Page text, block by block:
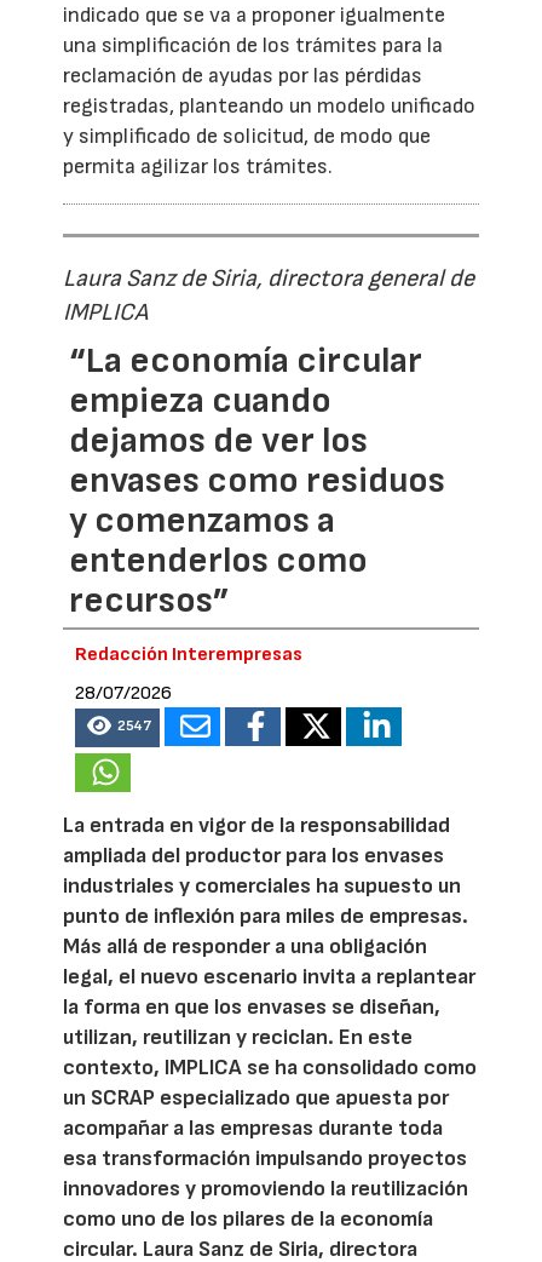
indicado que se va a proponer igualmente
una simplificación de los trámites para la
reclamación de ayudas por las pérdidas
registradas, planteando un modelo unificado
y simplificado de solicitud, de modo que
permita agilizar los trámites.
Laura Sanz de Siria, directora general de
IMPLICA
“La economía circular
empieza cuando
dejamos de ver los
envases como residuos
y comenzamos a
entenderlos como
recursos”
Redacción Interempresas
28/07/2026
2547
La entrada en vigor de la responsabilidad
ampliada del productor para los envases
industriales y comerciales ha supuesto un
punto de inflexión para miles de empresas.
Más allá de responder a una obligación
legal, el nuevo escenario invita a replantear
la forma en que los envases se diseñan,
utilizan, reutilizan y reciclan. En este
contexto, IMPLICA se ha consolidado como
un SCRAP especializado que apuesta por
acompañar a las empresas durante toda
esa transformación impulsando proyectos
innovadores y promoviendo la reutilización
como uno de los pilares de la economía
circular. Laura Sanz de Siria, directora